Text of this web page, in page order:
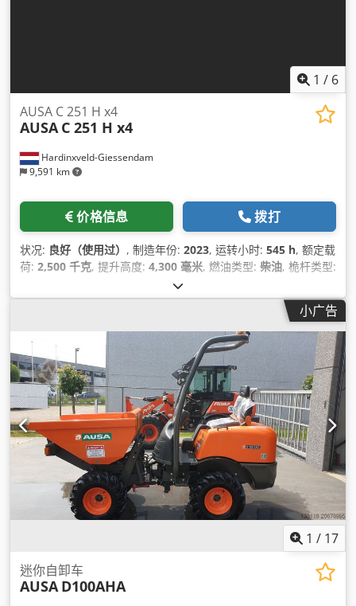
1 / 6
Hardinxveld-Giessendam
9,591 km
AUSA C 251 H x4
AUSA C 251 H x4
价格信息 拨打
状况: 良好（使用过） , 制造年份: 2023, 运转小时: 545 h, 额定载
荷: 2,500 千克, 提升高度: 4,300 毫米, 燃油类型: 柴油, 桅杆类型:
2,340 毫米
小广告
1 / 17
迷你自卸车
AUSA D100AHA